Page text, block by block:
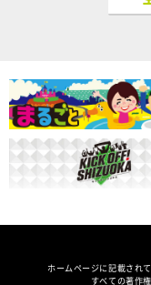
ホームページに記載され
すべての著作